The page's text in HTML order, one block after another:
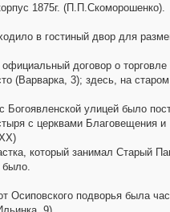
1875г. (П.П.Скоморошенко).
в гостиный двор для
договор о
(Варварка, 3); здесь, на
с Богоявленской улицей было
с церквами Благовещения
который занимал Старый
было.
от Осиповского подворья была